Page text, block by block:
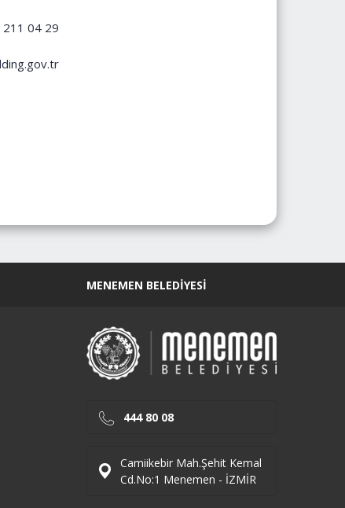
211 04 29
MENEMEN BELEDIYESI
444 80 08
Camiikebir Mah.Şehit Kemal
Cd.No:1 Menemen - İZMİR